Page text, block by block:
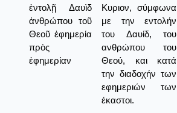
ἐντολῇ Δαυὶδ
ἀνθρώπου τοῦ
Θεοῦ ἐφημερία
πρὸς
ἐφημερίαν
Κυριον, σύμφωνα
με την εντολήν
του Δαυίδ, του
ανθρώπου του
Θεού, και κατά
την διαδοχήν των
εφημεριών των
έκαστοι.